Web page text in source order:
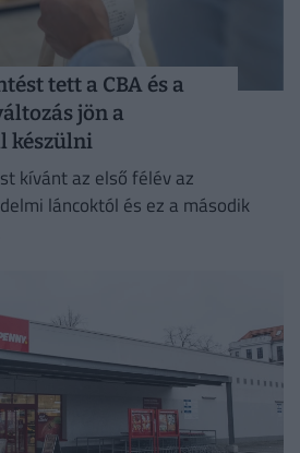
tett a CBA és a
jön a
készülni
kívánt az első félév az
láncoktól és ez a második